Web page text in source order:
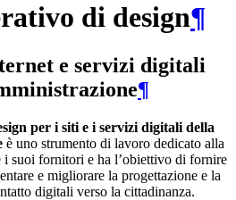
di design¶
e servizi digitali
¶
per i siti e i servizi digitali della
è uno strumento di lavoro dedicato alla
suoi fornitori e ha l’obiettivo di fornire
e migliorare la progettazione e la
digitali verso la cittadinanza.